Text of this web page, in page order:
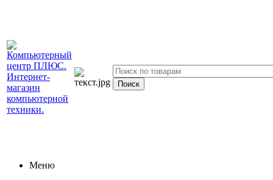
Меню